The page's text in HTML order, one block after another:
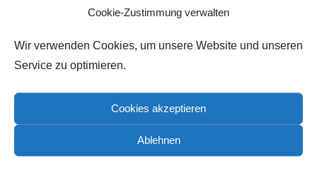
Cookie-Zustimmung verwalten
Wir verwenden Cookies, um unsere Website und unseren
Service zu optimieren.
Cookies akzeptieren
Ablehnen